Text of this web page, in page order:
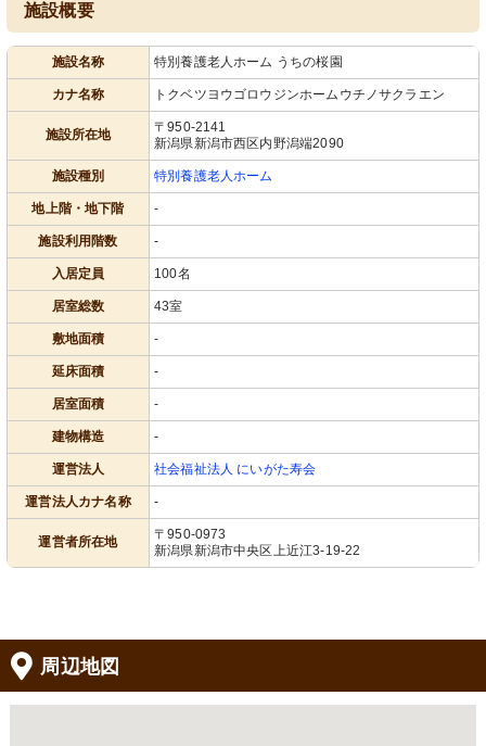
施設概要
施設名称 特別養護老人ホーム うちの桜園
カナ名称 トクベツヨウゴロウジンホームウチノサクラエン
施設所在地
〒950-2141
新潟県新潟市西区内野潟端2090
施設種別 特別養護老人ホーム
地上階・地下階 -
施設利用階数 -
入居定員 100名
居室総数 43室
敷地面積 -
延床面積 -
居室面積 -
建物構造 -
運営法人 社会福祉法人 にいがた寿会
運営法人カナ名称 -
運営者所在地
〒950-0973
新潟県新潟市中央区上近江3-19-22
周辺地図